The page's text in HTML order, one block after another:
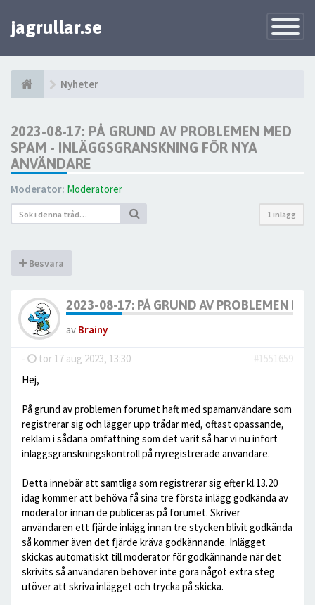
Toggle
jagrullar.se
Nyheter
2023-08-17: PÅ GRUND AV PROBLEMEN MED
SPAM - INLÄGGSGRANSKNING FÖR NYA
ANVÄNDARE
Moderator: Moderatorer
1 inlägg
Besvara
2023-08-17: PÅ GRUND AV PROBLEMEN
av Brainy
- tor 17 aug 2023, 13:30
#1551659
Hej,
På grund av problemen forumet haft med spamanvändare som
registrerar sig och lägger upp trådar med, oftast opassande,
reklam i sådana omfattning som det varit så har vi nu infört
inläggsgranskningskontroll på nyregistrerade användare.
Detta innebär att samtliga som registrerar sig efter kl.13.20
idag kommer att behöva få sina tre första inlägg godkända av
moderator innan de publiceras på forumet. Skriver
användaren ett fjärde inlägg innan tre stycken blivit godkända
så kommer även det fjärde kräva godkännande. Inlägget
skickas automatiskt till moderator för godkännande när det
skrivits så användaren behöver inte göra något extra steg
utöver att skriva inlägget och trycka på skicka.